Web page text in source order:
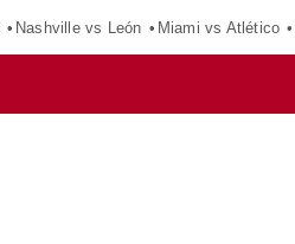
Nashville vs León Miami vs Atlético